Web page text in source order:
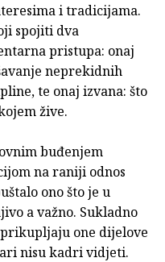
i tradicijama.
spojiti dva
pristupa: onaj
neprekidnih
te onaj izvana: što
žive.
buđenjem
na raniji odnos
ono što je u
a važno. Sukladno
one dijelove
nisu kadri vidjeti.